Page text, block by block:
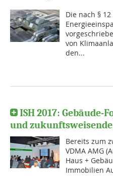
Die nach §
von
den...
ISH 2017: Gebäude-
und
Bereits zum
VDMA AMG
Haus +
Immobilien